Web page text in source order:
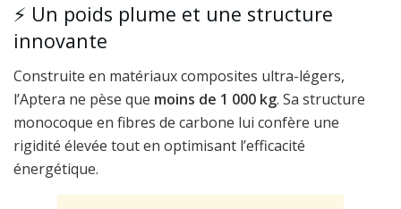
⚡ Un poids plume et une structure
innovante
Construite en matériaux composites ultra-légers,
l’Aptera ne pèse que moins de 1 000 kg. Sa structure
monocoque en fibres de carbone lui confère une
rigidité élevée tout en optimisant l’efficacité
énergétique.